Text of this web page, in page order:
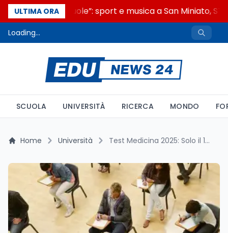
ULTIMA ORA
“Noi siamo le Scuole”: sport e musica a San Miniato,
Loading...
SCUOLA UNIVERSITÀ RICERCA MONDO
Home Università Test Medicina 2025: Solo il 10-15% dei Promossi con il Semestre Filtro e Oltre 6mila Ricorsi. Analisi, Problemi e Prospettive